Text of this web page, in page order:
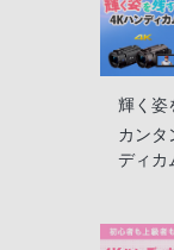
輝く姿
カンタ
ディカ